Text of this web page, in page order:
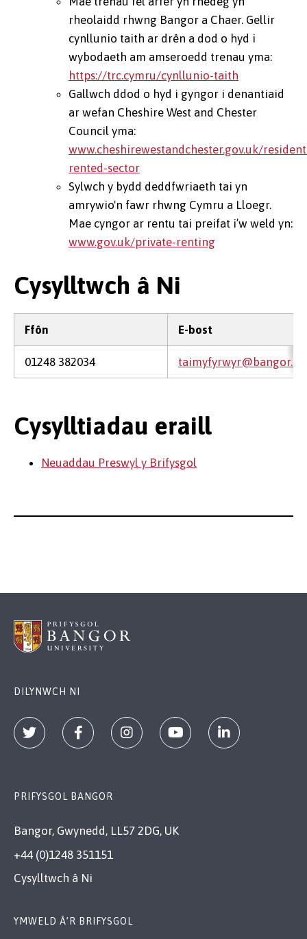
rheolaidd rhwng Bangor a Chaer. Gellir
cynllunio taith ar drên a dod o hyd i
wybodaeth am amseroedd trenau yma:
https://trc.cymru/cynllunio-taith
Gallwch ddod o hyd i gyngor i denantiaid
ar wefan Cheshire West and Chester
Council yma:
www.cheshirewestandchester.gov.uk/
rented-sector
Sylwch y bydd deddfwriaeth tai yn
amrywio'n fawr rhwng Cymru a Lloegr.
Mae cyngor ar rentu tai preifat i’w weld yn:
www.gov.uk/private-renting
Cysylltwch â Ni
Ffôn E-bost
01248 382034
Cysylltiadau eraill
Neuaddau Preswyl y Brifysgol
DILYNWCH NI
PRIFYSGOL BANGOR
Bangor, Gwynedd, LL57 2DG, UK
+44 (0)1248 351151
Cysylltwch â Ni
YMWELD Â’R BRIFYSGOL